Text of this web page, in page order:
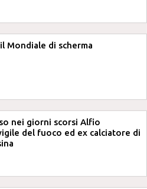
Mondiale di scherma
nei giorni scorsi Alfio
del fuoco ed ex calciatore di